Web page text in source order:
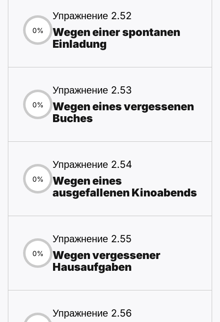
0%
Упражнение 2.52
Wegen einer spontanen
Einladung
0%
Упражнение 2.53
Wegen eines vergessenen
Buches
0%
Упражнение 2.54
Wegen eines
ausgefallenen Kinoabends
0%
Упражнение 2.55
Wegen vergessener
Hausaufgaben
Упражнение 2.56